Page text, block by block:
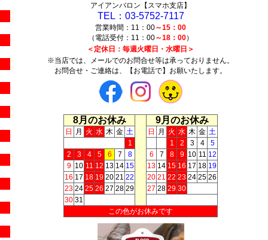
アイアンバロン【スマホ支店】
TEL：03-5752-7117
営業時間：11：00～15：00
（電話受付：11：00～18：00）
＜定休日：毎週火曜日・水曜日＞
※当店では、メールでのお問合せ等は承っておりません。
お問合せ・ご連絡は、【お電話で】お願いたします。
8月のお休み 9月のお休み
日 月 火 水 木 金 土 日 月 火 水 木 金 土
1
1 2 3 4
5
2
3 4 5 6 7 8 6 7 8 9 10 11 12
9 10 11 12 13 14 15 13 14 15 16 17 18 19
16 17 18 19 20 21 22 20 21 22 23 24 25 26
23 24 25 26 27 28 29 27 28 29 30
30 31
この色がお休みです